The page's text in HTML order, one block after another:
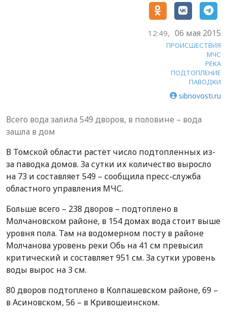
12:49, 06 мая 2015
ПРОИСШЕСТВИЯ
МЧС
РЕКА
ПОДТОПЛЕНИЕ
ПАВОДКИ
sibnovosti.ru
Всего вода залила 549 дворов, в половине – вода
зашла в дом
В Томской области растет число подтопленных из-
за паводка домов. За сутки их количество выросло
на 73 и составляет 549 – сообщила пресс-служба
областного управления МЧС.
Больше всего – 238 дворов – подтоплено в
Молчановском районе, в 154 домах вода стоит выше
уровня пола. Там на водомерном посту в районе
Молчанова уровень реки Обь на 41 см превысил
критический и составляет 951 см. За сутки уровень
воды вырос на 3 см.
80 дворов подтоплено в Колпашевском районе, 69 –
в Асиновском, 56 – в Кривошеинском.